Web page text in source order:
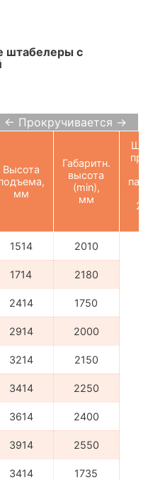
штабелеры с
← Прокручивается →
Высота
мм
Габаритн.
высота
(min),
мм
1514 2010
1714 2180
2414 1750
2914 2000
3214 2150
3414 2250
3614 2400
3914 2550
3414 1735